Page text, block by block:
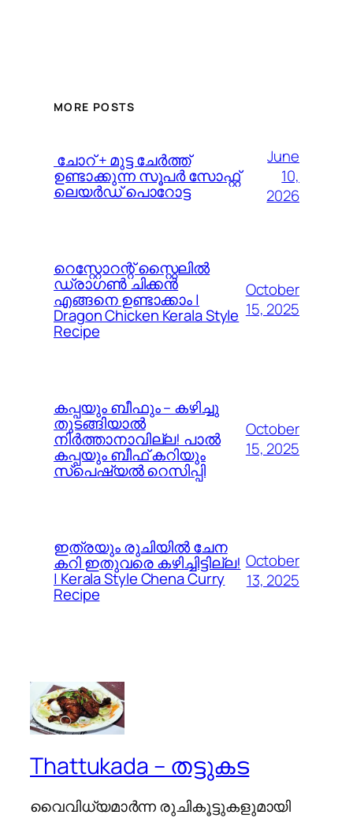
MORE POSTS
️ ചോറ് + മുട്ട ചേർത്ത്
ഉണ്ടാക്കുന്ന സൂപർ സോഫ്റ്റ്
ലെയർഡ് പൊറോട്ട
June
10,
2026
റെസ്റ്റോറന്റ് സ്റ്റൈലിൽ
ഡ്രാഗൺ ചിക്കൻ
എങ്ങനെ ഉണ്ടാക്കാം |
Dragon Chicken Kerala Style
Recipe
October
15, 2025
കപ്പയും ബീഫും – കഴിച്ചു
തുടങ്ങിയാൽ
നിർത്താനാവില്ല! പാൽ
കപ്പയും ബീഫ് കറിയും
സ്പെഷ്യൽ റെസിപ്പി
October
15, 2025
ഇത്രയും രുചിയിൽ ചേന
കറി ഇതുവരെ കഴിച്ചിട്ടില്ല!
| Kerala Style Chena Curry
Recipe
October
13, 2025
Thattukada – തട്ടുകട
വൈവിധ്യമാര്‍ന്ന രുചികൂട്ടുകളുമായി